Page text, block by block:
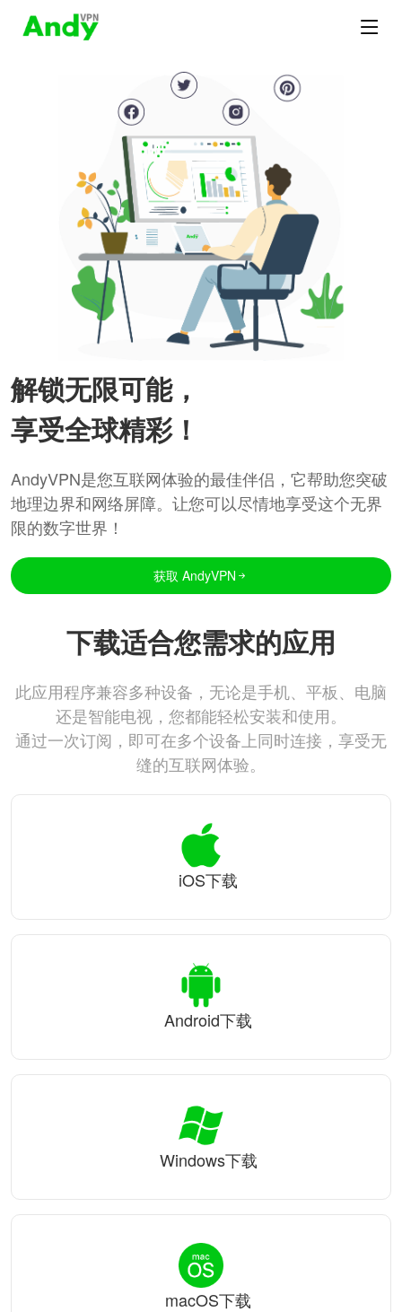
解锁无限可能，
享受全球精彩！
AndyVPN是您互联网体验的最佳伴侣，它帮助您突破
地理边界和网络屏障。让您可以尽情地享受这个无界
限的数字世界！
获取 AndyVPN
下载适合您需求的应用
此应用程序兼容多种设备，无论是手机、平板、电脑
还是智能电视，您都能轻松安装和使用。
通过一次订阅，即可在多个设备上同时连接，享受无
缝的互联网体验。
iOS下载
Android下载
Windows下载
macOS下载